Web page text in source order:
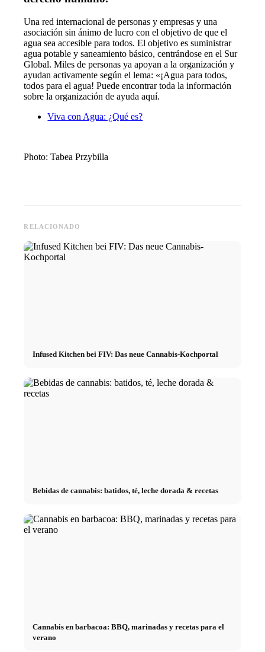
Una red internacional de personas y empresas y una
asociación sin ánimo de lucro con el objetivo de que el
agua sea accesible para todos. El objetivo es suministrar
agua potable y saneamiento básico, centrándose en el Sur
Global. Miles de personas ya apoyan a la organización y
ayudan activamente según el lema: «¡Agua para todos,
todos para el agua! Puede encontrar toda la información
sobre la organización de ayuda aquí.
Viva con Agua: ¿Qué es?
Photo: Tabea Przybilla
RELACIONADO
Infused Kitchen bei FIV: Das neue Cannabis-Kochportal
Bebidas de cannabis: batidos, té, leche dorada & recetas
Cannabis en barbacoa: BBQ, marinadas y recetas para el
verano